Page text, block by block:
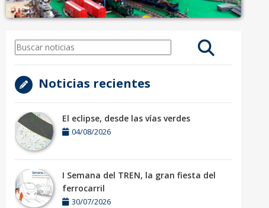
Noticias recientes
El eclipse, desde las vías verdes
04/08/2026
I Semana del TREN, la gran fiesta del
ferrocarril
30/07/2026